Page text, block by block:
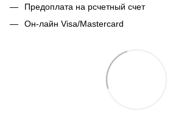
Предоплата на рсчетный счет
Он-лайн Visa/Mastercard